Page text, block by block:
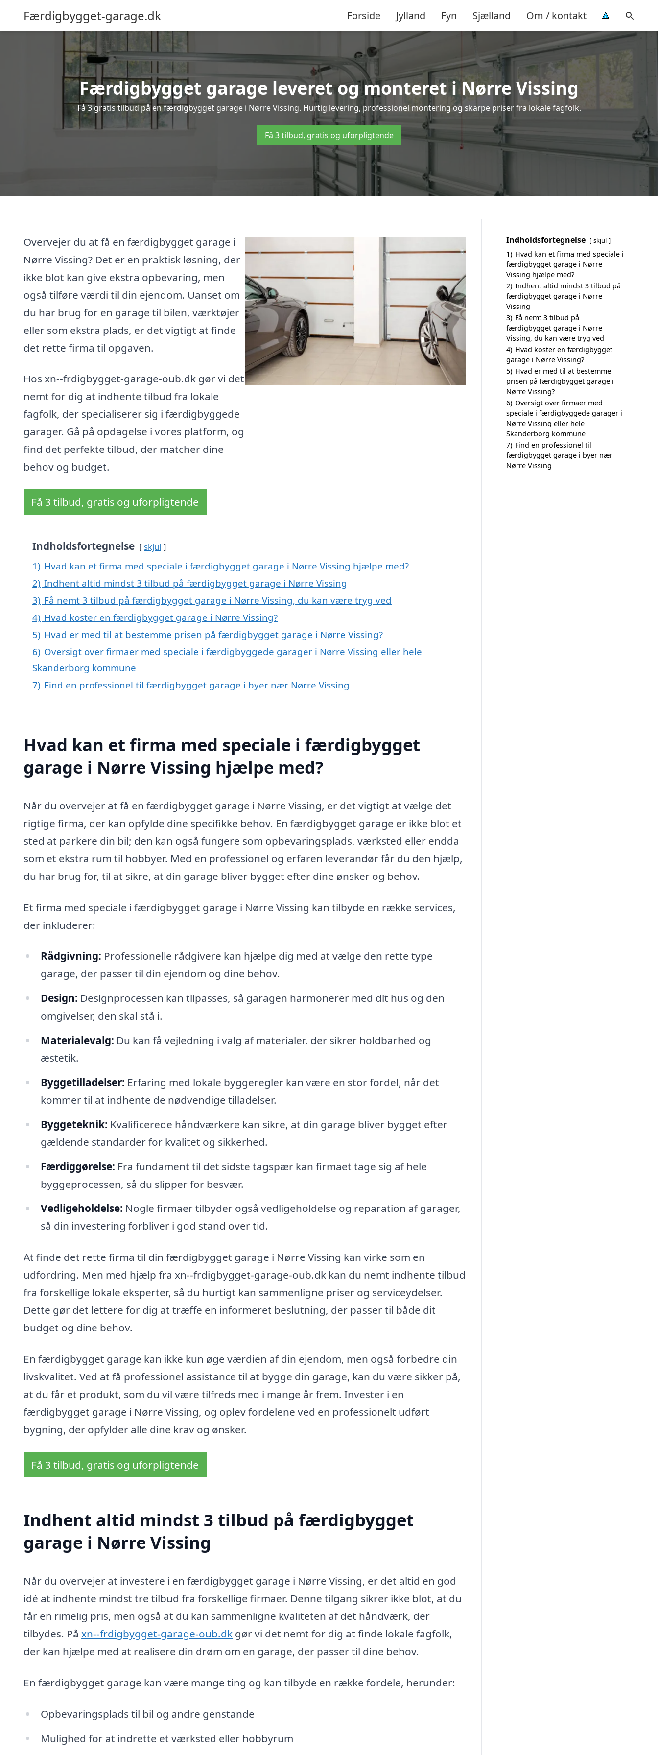
Færdigbygget-garage.dk Forside Jylland Fyn Sjælland Om / kontakt
Færdigbygget garage leveret og monteret i Nørre Vissing
Få 3 gratis tilbud på en færdigbygget garage i Nørre Vissing. Hurtig levering, professionel montering og skarpe priser fra lokale fagfolk.
Få 3 tilbud, gratis og uforpligtende
Overvejer du at få en færdigbygget garage i
Nørre Vissing? Det er en praktisk løsning, der
ikke blot kan give ekstra opbevaring, men
også tilføre værdi til din ejendom. Uanset om
du har brug for en garage til bilen, værktøjer
eller som ekstra plads, er det vigtigt at finde
det rette firma til opgaven.
Hos xn--frdigbygget-garage-oub.dk gør vi det
nemt for dig at indhente tilbud fra lokale
fagfolk, der specialiserer sig i færdigbyggede
garager. Gå på opdagelse i vores platform, og
find det perfekte tilbud, der matcher dine
behov og budget.
Få 3 tilbud, gratis og uforpligtende
Indholdsfortegnelse skjul
1) Hvad kan et firma med speciale i færdigbygget garage i Nørre Vissing hjælpe med?
2) Indhent altid mindst 3 tilbud på færdigbygget garage i Nørre Vissing
3) Få nemt 3 tilbud på færdigbygget garage i Nørre Vissing, du kan være tryg ved
4) Hvad koster en færdigbygget garage i Nørre Vissing?
5) Hvad er med til at bestemme prisen på færdigbygget garage i Nørre Vissing?
6) Oversigt over firmaer med speciale i færdigbyggede garager i Nørre Vissing eller hele
Skanderborg kommune
7) Find en professionel til færdigbygget garage i byer nær Nørre Vissing
Hvad kan et firma med speciale i færdigbygget
garage i Nørre Vissing hjælpe med?
Når du overvejer at få en færdigbygget garage i Nørre Vissing, er det vigtigt at vælge det
rigtige firma, der kan opfylde dine specifikke behov. En færdigbygget garage er ikke blot et
sted at parkere din bil; den kan også fungere som opbevaringsplads, værksted eller endda
som et ekstra rum til hobbyer. Med en professionel og erfaren leverandør får du den hjælp,
du har brug for, til at sikre, at din garage bliver bygget efter dine ønsker og behov.
Et firma med speciale i færdigbygget garage i Nørre Vissing kan tilbyde en række services,
der inkluderer:
Rådgivning: Professionelle rådgivere kan hjælpe dig med at vælge den rette type
garage, der passer til din ejendom og dine behov.
Design: Designprocessen kan tilpasses, så garagen harmonerer med dit hus og den
omgivelser, den skal stå i.
Materialevalg: Du kan få vejledning i valg af materialer, der sikrer holdbarhed og
æstetik.
Byggetilladelser: Erfaring med lokale byggeregler kan være en stor fordel, når det
kommer til at indhente de nødvendige tilladelser.
Byggeteknik: Kvalificerede håndværkere kan sikre, at din garage bliver bygget efter
gældende standarder for kvalitet og sikkerhed.
Færdiggørelse: Fra fundament til det sidste tagspær kan firmaet tage sig af hele
byggeprocessen, så du slipper for besvær.
Vedligeholdelse: Nogle firmaer tilbyder også vedligeholdelse og reparation af garager,
så din investering forbliver i god stand over tid.
At finde det rette firma til din færdigbygget garage i Nørre Vissing kan virke som en
udfordring. Men med hjælp fra xn--frdigbygget-garage-oub.dk kan du nemt indhente tilbud
fra forskellige lokale eksperter, så du hurtigt kan sammenligne priser og serviceydelser.
Dette gør det lettere for dig at træffe en informeret beslutning, der passer til både dit
budget og dine behov.
En færdigbygget garage kan ikke kun øge værdien af din ejendom, men også forbedre din
livskvalitet. Ved at få professionel assistance til at bygge din garage, kan du være sikker på,
at du får et produkt, som du vil være tilfreds med i mange år frem. Invester i en
færdigbygget garage i Nørre Vissing, og oplev fordelene ved en professionelt udført
bygning, der opfylder alle dine krav og ønsker.
Få 3 tilbud, gratis og uforpligtende
Indhent altid mindst 3 tilbud på færdigbygget
garage i Nørre Vissing
Når du overvejer at investere i en færdigbygget garage i Nørre Vissing, er det altid en god
idé at indhente mindst tre tilbud fra forskellige firmaer. Denne tilgang sikrer ikke blot, at du
får en rimelig pris, men også at du kan sammenligne kvaliteten af det håndværk, der
tilbydes. På xn--frdigbygget-garage-oub.dk gør vi det nemt for dig at finde lokale fagfolk,
der kan hjælpe med at realisere din drøm om en garage, der passer til dine behov.
En færdigbygget garage kan være mange ting og kan tilbyde en række fordele, herunder:
Opbevaringsplads til bil og andre genstande
Mulighed for at indrette et værksted eller hobbyrum
Indholdsfortegnelse skjul
1) Hvad kan et firma med speciale i
færdigbygget garage i Nørre
Vissing hjælpe med?
2) Indhent altid mindst 3 tilbud på
færdigbygget garage i Nørre
Vissing
3) Få nemt 3 tilbud på
færdigbygget garage i Nørre
Vissing, du kan være tryg ved
4) Hvad koster en færdigbygget
garage i Nørre Vissing?
5) Hvad er med til at bestemme
prisen på færdigbygget garage i
Nørre Vissing?
6) Oversigt over firmaer med
speciale i færdigbyggede garager i
Nørre Vissing eller hele
Skanderborg kommune
7) Find en professionel til
færdigbygget garage i byer nær
Nørre Vissing